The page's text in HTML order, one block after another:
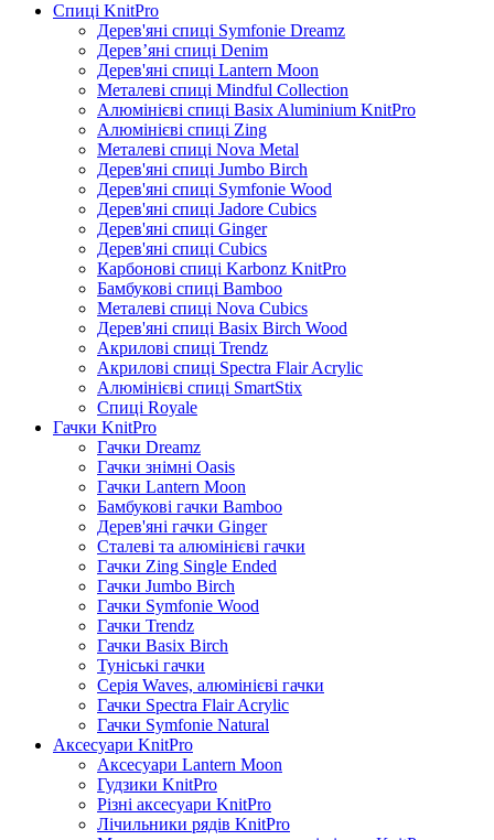
Спиці KnitPro
Дерев'яні спиці Symfonie Dreamz
Дерев’яні спиці Denim
Дерев'яні спиці Lantern Moon
Металеві спиці Mindful Collection
Алюмінієві спиці Basix Aluminium KnitPro
Алюмінієві спиці Zing
Металеві спиці Nova Metal
Дерев'яні спиці Jumbo Birch
Дерев'яні спиці Symfonie Wood
Дерев'яні спиці Jadore Cubics
Дерев'яні спиці Ginger
Дерев'яні спиці Cubics
Карбонові спиці Karbonz KnitPro
Бамбукові спиці Bamboo
Металеві спиці Nova Cubics
Дерев'яні спиці Basix Birch Wood
Акрилові спиці Trendz
Акрилові спиці Spectra Flair Acrylic
Алюмінієві спиці SmartStix
Спиці Royale
Гачки KnitPro
Гачки Dreamz
Гачки знімні Oasis
Гачки Lantern Moon
Бамбукові гачки Bamboo
Дерев'яні гачки Ginger
Сталеві та алюмінієві гачки
Гачки Zing Single Ended
Гачки Jumbo Birch
Гачки Symfonie Wood
Гачки Trendz
Гачки Basix Birch
Туніські гачки
Серія Waves, алюмінієві гачки
Гачки Spectra Flair Acrylic
Гачки Symfonie Natural
Аксесуари KnitPro
Аксесуари Lantern Moon
Гудзики KnitPro
Різні аксесуари KnitPro
Лічильники рядів KnitPro